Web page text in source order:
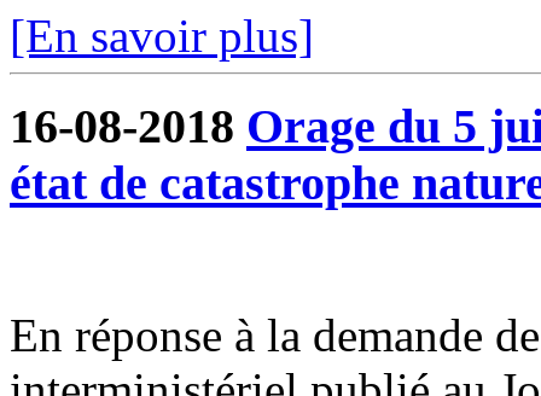
[En savoir plus]
16-08-2018 Orage du 5
état de catastrophe
En réponse à la demande